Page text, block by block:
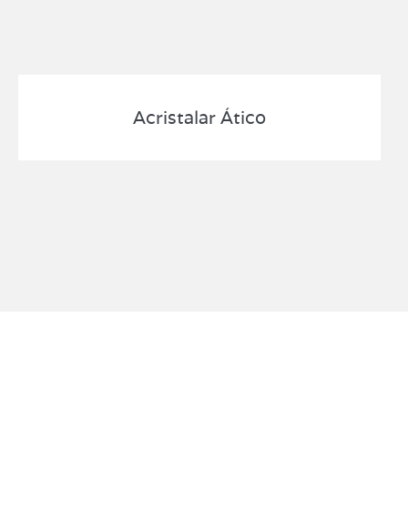
Acristalar Ático